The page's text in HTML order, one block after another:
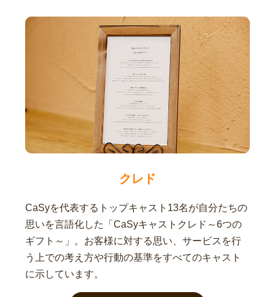
クレド
CaSyを代表するトップキャスト13名が自分たちの
思いを言語化した「CaSyキャストクレド～6つの
ギフト～」。お客様に対する思い、サービスを行
う上での考え方や行動の基準をすべてのキャスト
に示しています。